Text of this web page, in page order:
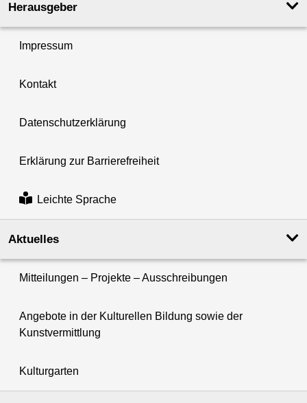
Herausgeber
Impressum
Kontakt
Datenschutzerklärung
Erklärung zur Barrierefreiheit
Leichte Sprache
Aktuelles
Mitteilungen – Projekte – Ausschreibungen
Angebote in der Kulturellen Bildung sowie der
Kunstvermittlung
Kulturgarten